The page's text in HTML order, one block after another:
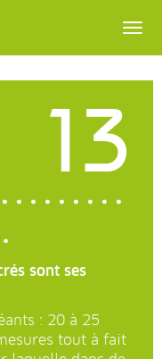
13
sont ses
: 20 à 25
tout à fait